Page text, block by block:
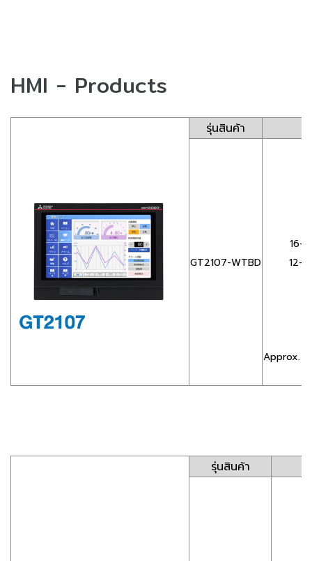
HMI - Products
รุ่นสินค้า
GT2107-WTBD
16-
12-
Approx.
รุ่นสินค้า